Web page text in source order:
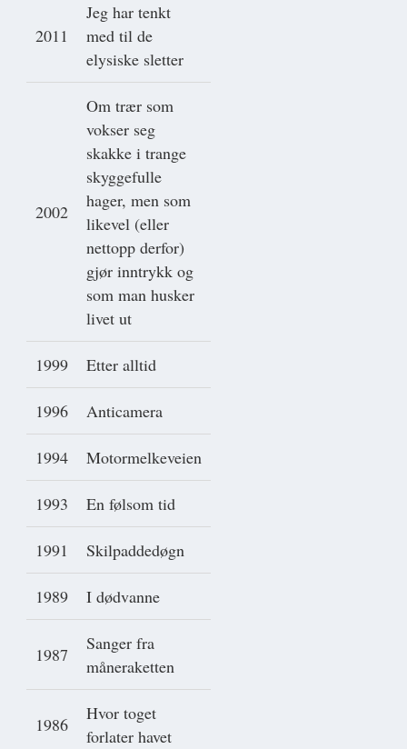
2011
Jeg har tenkt
med til de
elysiske sletter
2002
Om trær som
vokser seg
skakke i trange
skyggefulle
hager, men som
likevel (eller
nettopp derfor)
gjør inntrykk og
som man husker
livet ut
1999 Etter alltid
1996 Anticamera
1994 Motormelkeveien
1993 En følsom tid
1991 Skilpaddedøgn
1989 I dødvanne
1987
Sanger fra
måneraketten
1986
Hvor toget
forlater havet